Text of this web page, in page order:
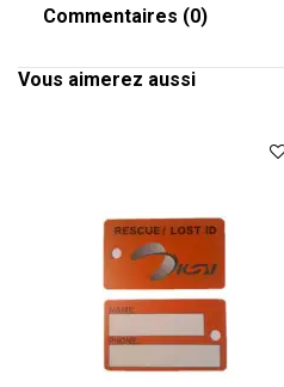
Commentaires (0)
Vous aimerez aussi